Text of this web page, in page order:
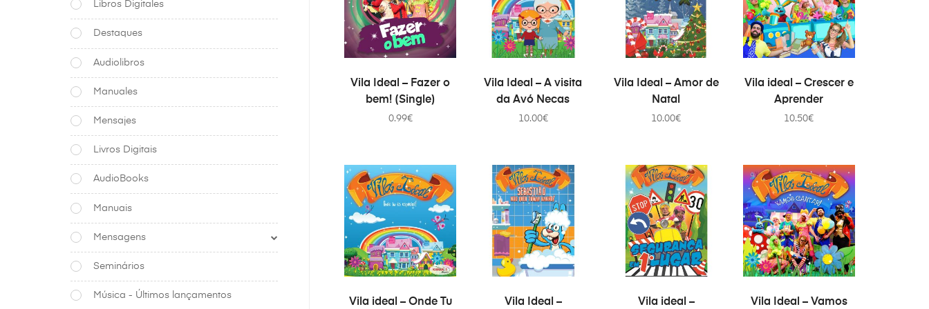
AÑADIR AL CARRITO
Vila Ideal – Fazer o
bem! (Single)
0.99€
AÑADIR AL CARRITO
Vila Ideal – A visita
da Avó Necas
10.00€
AÑADIR AL CARRITO
Vila Ideal – Amor de
Natal
10.00€
AÑADIR AL CARRITO
Vila ideal – Crescer e
Aprender
10.50€
AÑADIR AL CARRITO
Vila ideal – Onde Tu AÑADIR AL CARRITO
Vila Ideal – AÑADIR AL CARRITO
Vila ideal – AÑADIR AL CARRITO
Vila Ideal – Vamos
Libros Digitales
Destaques
Audiolibros
Manuales
Mensajes
Livros Digitais
AudioBooks
Manuais
Mensagens
Seminários
Música - Últimos lançamentos